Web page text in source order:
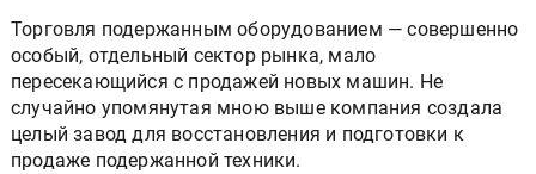
Торговля подержанным оборудованием — совершенно
особый, отдельный сектор рынка, мало
пересекающийся с продажей новых машин. Не
случайно упомянутая мною выше компания создала
целый завод для восстановления и подготовки к
продаже подержанной техники.